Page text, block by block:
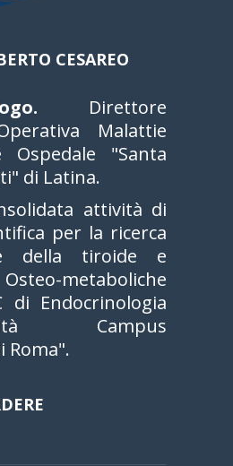
CESAREO
Direttore
Malattie
Ospedale "Santa
di Latina.
attività di
per la ricerca
della tiroide e
metaboliche
di Endocrinologia
Campus
Roma".